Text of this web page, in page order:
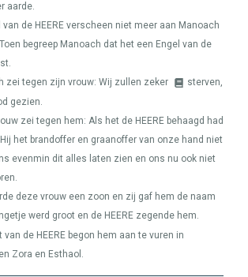
aarde.
van de HEERE verscheen niet meer aan Manoach
begreep Manoach dat het een Engel van de
zei tegen zijn vrouw: Wij zullen zeker
sterven,
gezien.
zei tegen hem: Als het de HEERE behaagd had
het brandoffer en graanoffer van onze hand niet
evenmin dit alles laten zien en ons nu ook niet
deze vrouw een zoon en zij gaf hem de naam
werd groot en de HEERE zegende hem.
van de HEERE begon hem aan te vuren in
Zora en Esthaol.